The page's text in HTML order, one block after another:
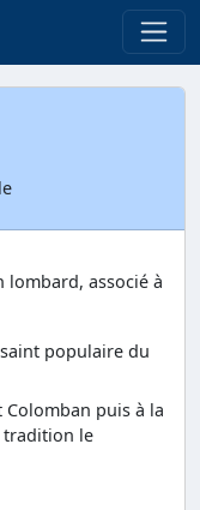
lombard, associé à
populaire du
Colomban puis à la
tradition le